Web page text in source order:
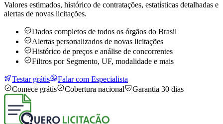
Valores estimados, histórico de contratações, estatísticas detalhadas e
alertas de novas licitações.
Dados completos de todos os órgãos do Brasil
Alertas personalizados de novas licitações
Histórico de preços e análise de concorrentes
Filtros por Segmento, UF, modalidade e mais
Testar grátis
Falar com Especialista
Comece grátis
Cobertura nacional Garantia 30 dias